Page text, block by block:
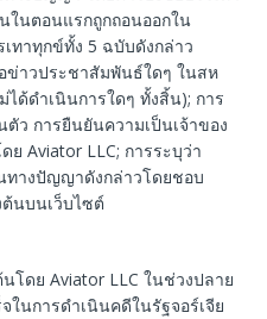
ในตอนแรกถูกถอนออกใน
ทาทุกข์ทั้ง 5 ฉบับดังกล่าว
ข่าวประชาสัมพันธ์ใดๆ ในสห
ด้ดำเนินการใดๆ ทั้งสิ้น); การ
ว การยืนยันความเป็นเจ้าของ
Aviator LLC; การระบุว่า
ทางปัญญาดังกล่าวโดยชอบ
นบนเว็บไซต์
ดย Aviator LLC ในช่วงปลาย
ในการดำเนินคดีในรัฐจอร์เจีย